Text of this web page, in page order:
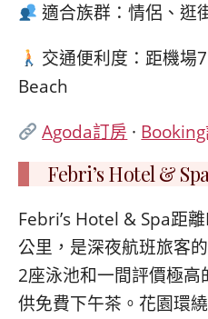
適合族群：情侶、逛
交通便利度：距機場
Beach
Agoda訂房 ·
Febri’s Hotel &
Febri’s Hotel & Spa距
公里，是深夜航班旅客
2座泳池和一間評價極高
供免費下午茶。花園環